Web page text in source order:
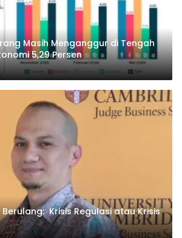
Masih Menganggur di Tengah
5,29 Persen
Krisis Regulasi atau Krisis